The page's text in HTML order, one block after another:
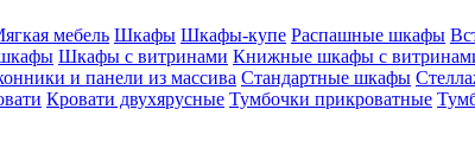
мебель Шкафы Шкафы-купе Распашные шкафы
Шкафы с витринами Книжные шкафы с
и панели из массива Стандартные шкафы
Кровати двухярусные Тумбочки прикроватные